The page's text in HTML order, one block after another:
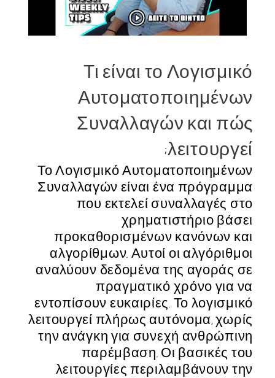
Τι είναι το Λογισμικό
Αυτοματοποιημένων
Συναλλαγών και πώς
λειτουργεί;
Το Λογισμικό Αυτοματοποιημένων
Συναλλαγών είναι ένα πρόγραμμα
που εκτελεί συναλλαγές στο
χρηματιστήριο βάσει
προκαθορισμένων κανόνων και
αλγορίθμων. Αυτοί οι αλγόριθμοι
αναλύουν δεδομένα της αγοράς σε
πραγματικό χρόνο για να
εντοπίσουν ευκαιρίες. Το λογισμικό
λειτουργεί πλήρως αυτόνομα, χωρίς
την ανάγκη για συνεχή ανθρώπινη
παρέμβαση. Οι βασικές του
λειτουργίες περιλαμβάνουν την